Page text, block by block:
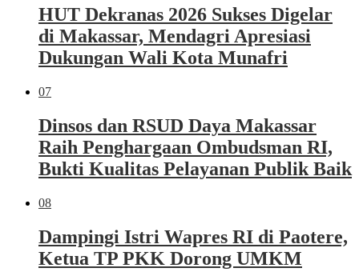
HUT Dekranas 2026 Sukses Digelar
di Makassar, Mendagri Apresiasi
Dukungan Wali Kota Munafri
07
Dinsos dan RSUD Daya Makassar
Raih Penghargaan Ombudsman RI,
Bukti Kualitas Pelayanan Publik Baik
08
Dampingi Istri Wapres RI di Paotere,
Ketua TP PKK Dorong UMKM